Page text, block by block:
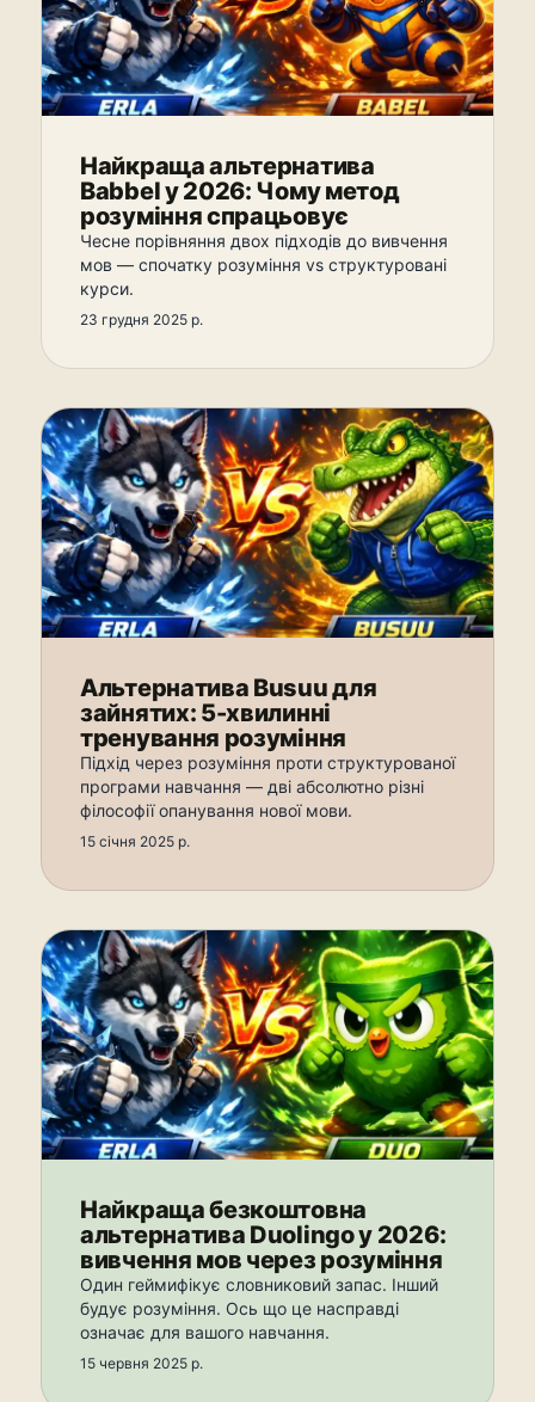
Найкраща альтернатива
Babbel у 2026: Чому метод
розуміння спрацьовує
Чесне порівняння двох підходів до вивчення
мов — спочатку розуміння vs структуровані
курси.
23 грудня 2025 р.
Альтернатива Busuu для
зайнятих: 5-хвилинні
тренування розуміння
Підхід через розуміння проти структурованої
програми навчання — дві абсолютно різні
філософії опанування нової мови.
15 січня 2025 р.
Найкраща безкоштовна
альтернатива Duolingo у 2026:
вивчення мов через розуміння
Один геймифікує словниковий запас. Інший
будує розуміння. Ось що це насправді
означає для вашого навчання.
15 червня 2025 р.